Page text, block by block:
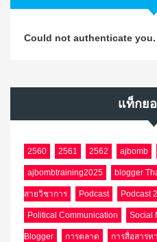
Could not authenticate you.
แท็กย
2560 2561 2562 ajbomb
ajbombtraining2025 blogger
สายวิชาการ Podcast Podcast
Political Communication Social
Blogger การตลาด การสื่อสารท